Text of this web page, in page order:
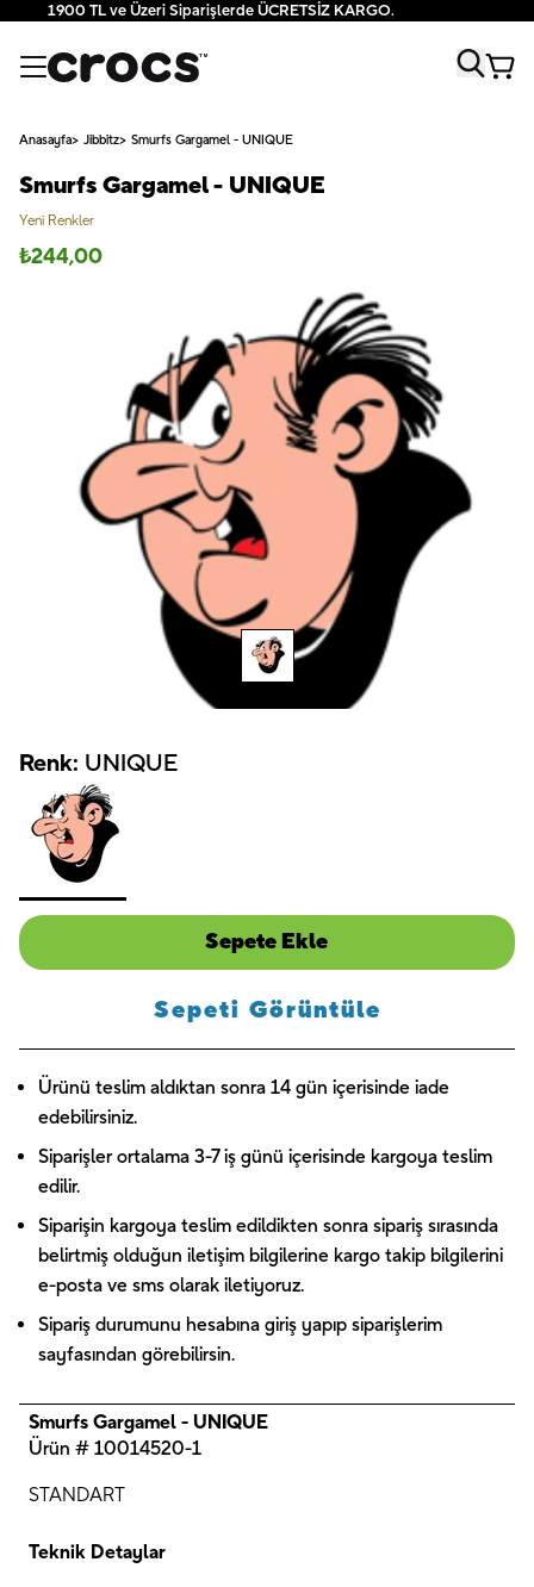
1900 TL ve Üzeri Siparişlerde ÜCRETSİZ KARGO.
Anasayfa Jibbitz Smurfs Gargamel - UNIQUE
Smurfs Gargamel - UNIQUE
Yeni Renkler
₺244,00
Renk: UNIQUE
Sepete Ekle
Sepeti Görüntüle
Ürünü teslim aldıktan sonra 14 gün içerisinde iade
edebilirsiniz.
Siparişler ortalama 3-7 iş günü içerisinde kargoya teslim
edilir.
Siparişin kargoya teslim edildikten sonra sipariş sırasında
belirtmiş olduğun iletişim bilgilerine kargo takip bilgilerini
e-posta ve sms olarak iletiyoruz.
Sipariş durumunu hesabına giriş yapıp siparişlerim
sayfasından görebilirsin.
Smurfs Gargamel - UNIQUE
Ürün # 10014520-1
STANDART
Teknik Detaylar